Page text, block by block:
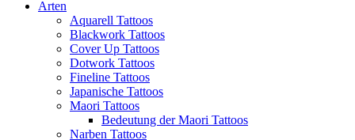
Arten
Aquarell Tattoos
Blackwork Tattoos
Cover Up Tattoos
Dotwork Tattoos
Fineline Tattoos
Japanische Tattoos
Maori Tattoos
Bedeutung der Maori Tattoos
Narben Tattoos